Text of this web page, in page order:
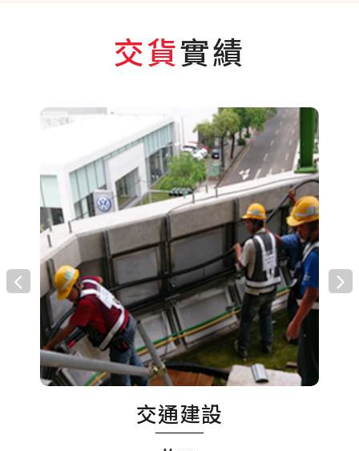
交貨實績
綠能建設